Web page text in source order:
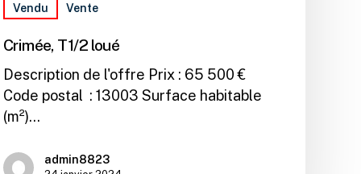
Vendu Vente
Crimée, T1/2 loué
Description de l'offre Prix : 65 500 €
Code postal : 13003 Surface habitable
(m²)…
admin8823